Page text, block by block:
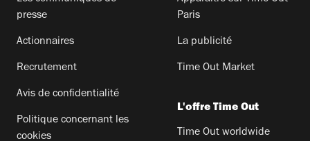
presse
Actionnaires
Recrutement
Avis de confidentialité
Politique concernant les
cookies
Paris
La publicité
Time Out Market
L'offre Time Out
Time Out worldwide